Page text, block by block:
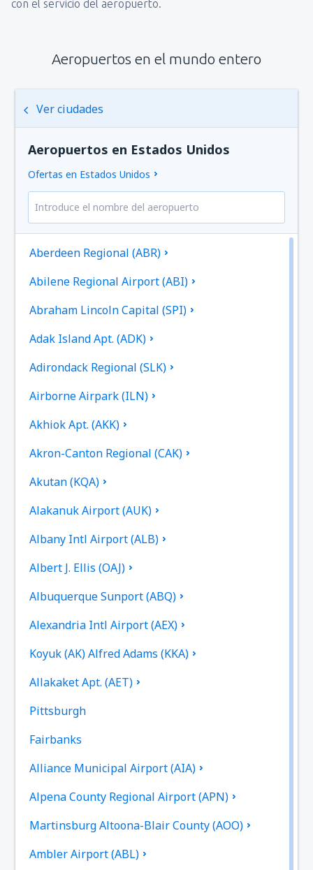
con el servicio del aeropuerto.
Aeropuertos en el mundo entero
Ver ciudades
Aeropuertos en Estados Unidos
Ofertas en Estados Unidos
Aberdeen Regional (ABR)
Abilene Regional Airport (ABI)
Abraham Lincoln Capital (SPI)
Adak Island Apt. (ADK)
Adirondack Regional (SLK)
Airborne Airpark (ILN)
Akhiok Apt. (AKK)
Akron-Canton Regional (CAK)
Akutan (KQA)
Alakanuk Airport (AUK)
Albany Intl Airport (ALB)
Albert J. Ellis (OAJ)
Albuquerque Sunport (ABQ)
Alexandria Intl Airport (AEX)
Koyuk (AK) Alfred Adams (KKA)
Allakaket Apt. (AET)
Pittsburgh
Fairbanks
Alliance Municipal Airport (AIA)
Alpena County Regional Airport (APN)
Martinsburg Altoona-Blair County (AOO)
Ambler Airport (ABL)